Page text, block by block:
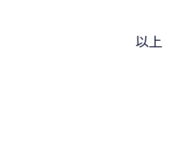
以上